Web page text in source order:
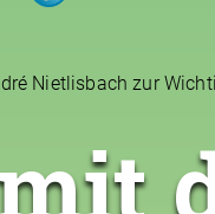
Nietlisbach zur